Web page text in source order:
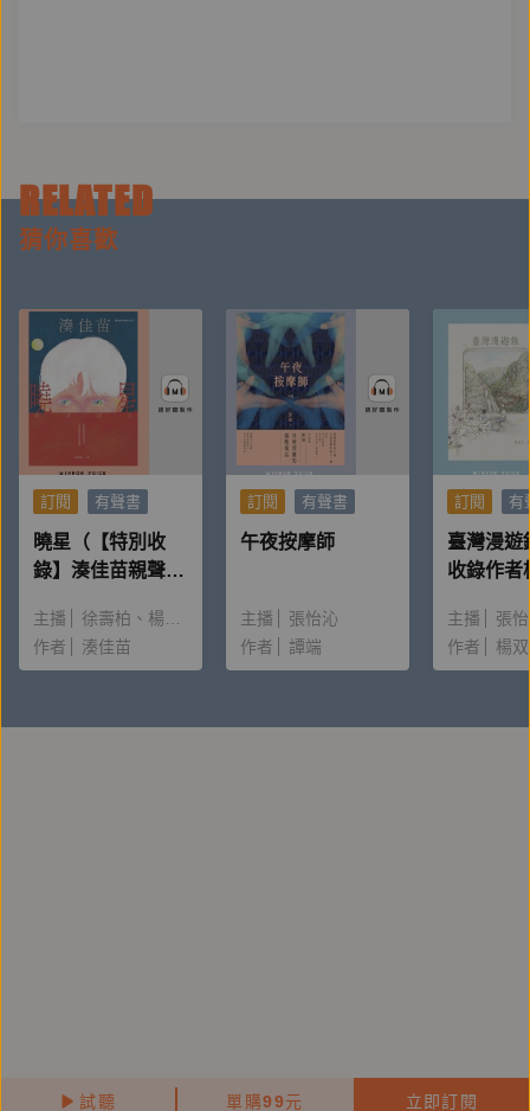
試聽 單購99元 立即訂閱
RELATED
猜你喜歡
訂閱 有聲書
曉星（【特別收
錄】湊佳苗親聲朗
主播 徐壽柏
楊雅淳
作者
湊佳苗
訂閱 有聲書
午夜按摩師
主播
張怡沁
作者
譚端
訂閱 有
臺灣漫遊
收錄作者
主播
張
作者
楊